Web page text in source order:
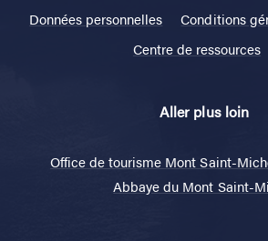
Données personnelles
Conditions
Centre de ressources
Aller plus loin
Office de tourisme Mont Saint-
Abbaye du Mont Saint-